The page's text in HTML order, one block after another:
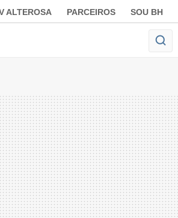
ALTEROSA PARCEIROS SOU BH